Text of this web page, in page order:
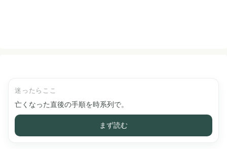
迷ったらここ
亡くなった直後の手順を時系列で。
まず読む